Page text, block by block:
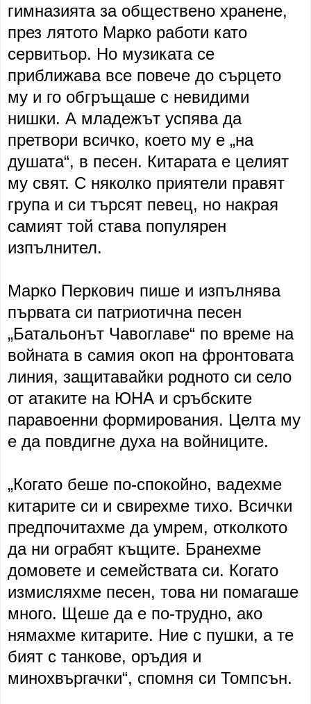
гимназията за обществено хранене,
през лятото Марко работи като
сервитьор. Но музиката се
приближава все повече до сърцето
му и го обгръщаше с невидими
нишки. А младежът успява да
претвори всичко, което му е „на
душата“, в песен. Китарата е целият
му свят. С няколко приятели правят
група и си търсят певец, но накрая
самият той става популярен
изпълнител.
Марко Перкович пише и изпълнява
първата си патриотична песен
„Батальонът Чавоглаве“ по време на
войната в самия окоп на фронтовата
линия, защитавайки родното си село
от атаките на ЮНА и сръбските
паравоенни формирования. Целта му
е да повдигне духа на войниците.
„Когато беше по-спокойно, вадехме
китарите си и свирехме тихо. Всички
предпочитахме да умрем, отколкото
да ни ограбят къщите. Бранехме
домовете и семействата си. Когато
измисляхме песен, това ни помагаше
много. Щеше да е по-трудно, ако
нямахме китарите. Ние с пушки, а те
бият с танкове, оръдия и
минохвъргачки“, спомня си Томпсън.